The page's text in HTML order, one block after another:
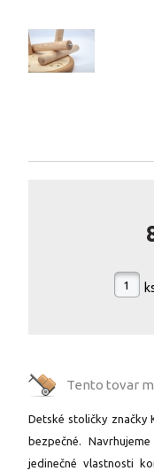
Tento tovar
Detské stoličky značky
bezpečné.
jedinečné vlastnosti